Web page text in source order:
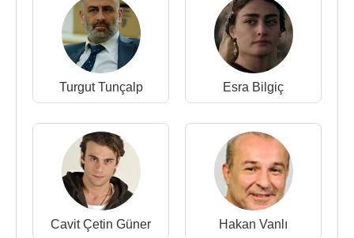
Turgut Tunçalp Esra Bilgiç
Cavit Çetin Güner Hakan Vanlı